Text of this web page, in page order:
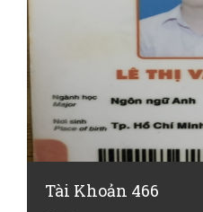
Tài Khoản 466